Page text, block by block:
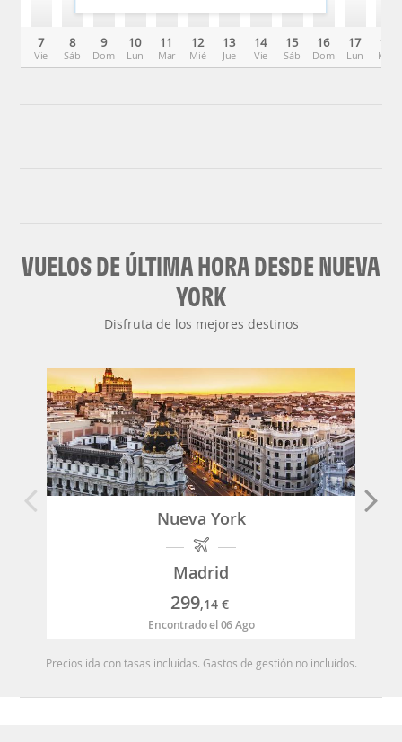
7
Vie
8
Sáb
9
Dom
10
Lun
11
Mar
12
Mié
13
Jue
14
Vie
15
Sáb
16
Dom
17
Lun
18
Mar
VUELOS DE ÚLTIMA HORA DESDE NUEVA
YORK
Disfruta de los mejores destinos
Nueva York
Madrid
299,14 €
Encontrado el 06 Ago
Precios ida con tasas incluidas. Gastos de gestión no incluidos.